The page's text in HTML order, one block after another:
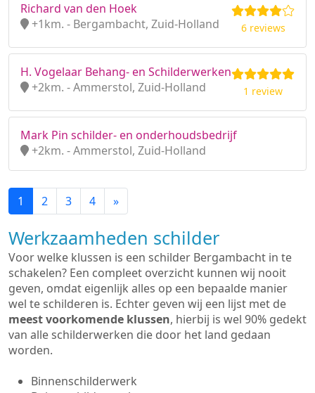
Richard van den Hoek
+1km. - Bergambacht, Zuid-Holland
6 reviews
H. Vogelaar Behang- en Schilderwerken
+2km. - Ammerstol, Zuid-Holland
1 review
Mark Pin schilder- en onderhoudsbedrijf
+2km. - Ammerstol, Zuid-Holland
1 2 3 4 »
Werkzaamheden schilder
Voor welke klussen is een schilder Bergambacht in te
schakelen? Een compleet overzicht kunnen wij nooit
geven, omdat eigenlijk alles op een bepaalde manier
wel te schilderen is. Echter geven wij een lijst met de
meest voorkomende klussen, hierbij is wel 90% gedekt
van alle schilderwerken die door het land gedaan
worden.
Binnenschilderwerk